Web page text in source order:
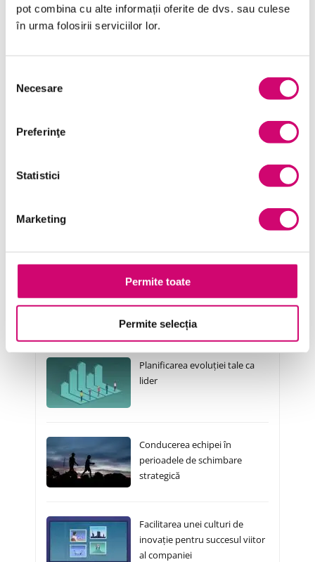
pot combina cu alte informații oferite de dvs. sau culese
în urma folosirii serviciilor lor.
consimțământului
Necesare
Preferinţe
Statistici
Marketing
Permite toate
Permite selecția
Limba Engleză
Serviciul clienți
Cursuri Similare
Planificarea evoluției tale ca
lider
Conducerea echipei în
perioadele de schimbare
strategică
Facilitarea unei culturi de
inovație pentru succesul viitor
al companiei